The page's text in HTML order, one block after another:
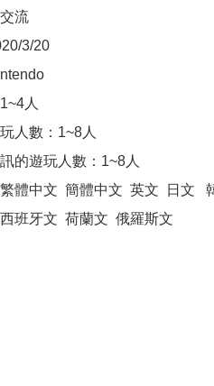
流
3/20
人
人數：1~8人
的遊玩人數：1~8人
體中文  簡體中文  英文  日文
班牙文  荷蘭文  俄羅斯文